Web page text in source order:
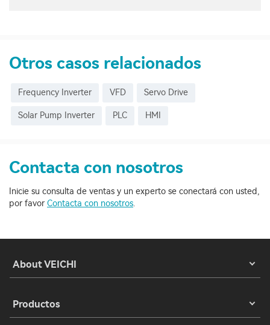
Otros casos relacionados
Frequency Inverter VFD Servo Drive
Solar Pump Inverter PLC HMI
Contacta con nosotros
Inicie su consulta de ventas y un experto se conectará con usted,
por favor Contacta con nosotros.
About VEICHI
Productos